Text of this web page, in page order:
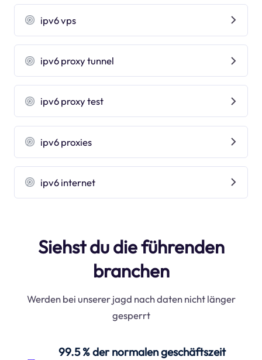
ipv6 vps
ipv6 proxy tunnel
ipv6 proxy test
ipv6 proxies
ipv6 internet
Siehst du die führenden
branchen
Werden bei unserer jagd nach daten nicht länger
gesperrt
99.5 % der normalen geschäftszeit